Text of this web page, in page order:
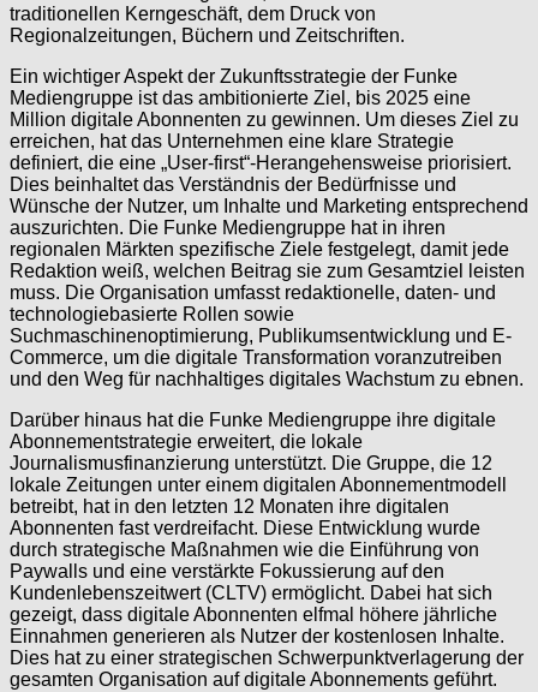
traditionellen Kerngeschäft, dem Druck von
Regionalzeitungen, Büchern und Zeitschriften.
Ein wichtiger Aspekt der Zukunftsstrategie der Funke
Mediengruppe ist das ambitionierte Ziel, bis 2025 eine
Million digitale Abonnenten zu gewinnen. Um dieses Ziel zu
erreichen, hat das Unternehmen eine klare Strategie
definiert, die eine „User-first“-Herangehensweise priorisiert.
Dies beinhaltet das Verständnis der Bedürfnisse und
Wünsche der Nutzer, um Inhalte und Marketing entsprechend
auszurichten. Die Funke Mediengruppe hat in ihren
regionalen Märkten spezifische Ziele festgelegt, damit jede
Redaktion weiß, welchen Beitrag sie zum Gesamtziel leisten
muss. Die Organisation umfasst redaktionelle, daten- und
technologiebasierte Rollen sowie
Suchmaschinenoptimierung, Publikumsentwicklung und E-
Commerce, um die digitale Transformation voranzutreiben
und den Weg für nachhaltiges digitales Wachstum zu ebnen.
Darüber hinaus hat die Funke Mediengruppe ihre digitale
Abonnementstrategie erweitert, die lokale
Journalismusfinanzierung unterstützt. Die Gruppe, die 12
lokale Zeitungen unter einem digitalen Abonnementmodell
betreibt, hat in den letzten 12 Monaten ihre digitalen
Abonnenten fast verdreifacht. Diese Entwicklung wurde
durch strategische Maßnahmen wie die Einführung von
Paywalls und eine verstärkte Fokussierung auf den
Kundenlebenszeitwert (CLTV) ermöglicht. Dabei hat sich
gezeigt, dass digitale Abonnenten elfmal höhere jährliche
Einnahmen generieren als Nutzer der kostenlosen Inhalte.
Dies hat zu einer strategischen Schwerpunktverlagerung der
gesamten Organisation auf digitale Abonnements geführt.